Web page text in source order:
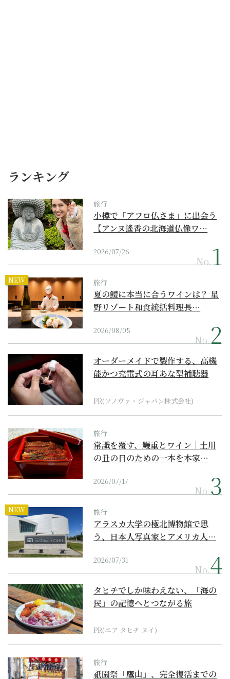
ランキング
旅行
小樽で「アフロ仏さま」に出会う
【アンヌ遙香の北海道仏像ワ…
2026/07/26
No.
NEW 旅行
夏の鱧に本当に合うワインは？ 星
野リゾート和食統括料理長…
2026/08/05
No.
オーダーメイドで製作する、高機
能かつ充電式の耳あな型補聴器
PR(ソノヴァ・ジャパン株式会社)
旅行
常識を覆す、鰻重とワイン｜土用
の丑の日のための一本を本家…
2026/07/17
No.
NEW 旅行
アラスカ大学の極北博物館で思
う、日本人写真家とアメリカ人…
2026/07/31
No.
タヒチでしか味わえない、「海の
民」の記憶へとつながる旅
PR(エア タヒチ ヌイ)
旅行
祇園祭「鷹山」、完全復活までの